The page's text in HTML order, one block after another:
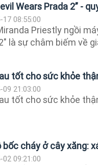
Wears Prada 2” -
08:55:00
Priestly ngồi
là sự châm biếm về
tốt cho sức khỏe
21:03:00
tốt cho sức khỏe
bốc cháy ở cây xăng:
09:21:00